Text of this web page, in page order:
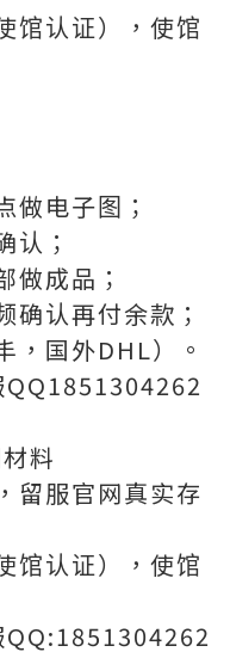
馆认证），使馆
做电子图；
认；
做成品；
确认再付余款；
，国外DHL）。
料
留服官网真实存
馆认证），使馆